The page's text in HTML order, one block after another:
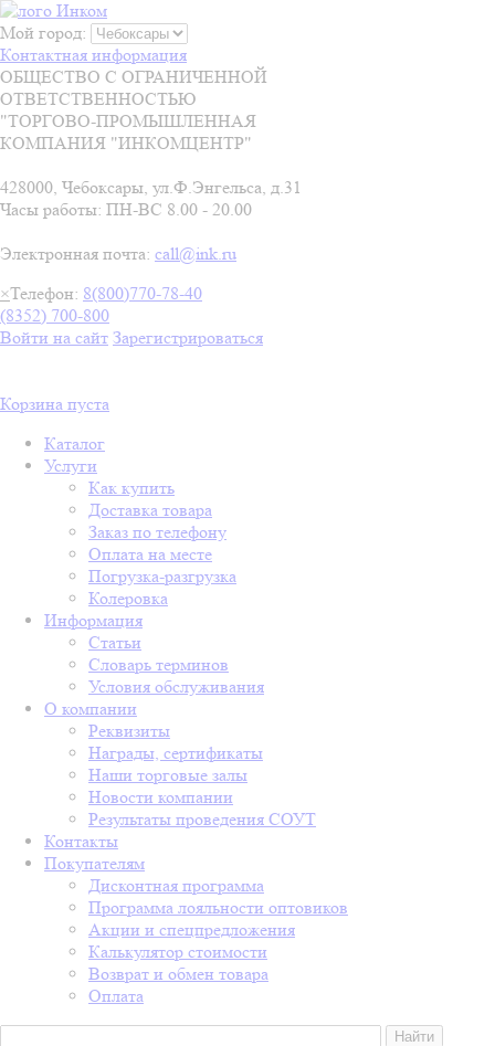
Мой город:
Контактная информация
ОБЩЕСТВО С ОГРАНИЧЕННОЙ
ОТВЕТСТВЕННОСТЬЮ
"ТОРГОВО-ПРОМЫШЛЕННАЯ
КОМПАНИЯ "ИНКОМЦЕНТР"
428000, Чебоксары, ул.Ф.Энгельса, д.31
Часы работы: ПН-ВС 8.00 - 20.00
Электронная почта: call@ink.ru
×Телефон: 8(800)770-78-40
(8352) 700-800
Войти на сайт Зарегистрироваться
Корзина пуста
Каталог
Услуги
Как купить
Доставка товара
Заказ по телефону
Оплата на месте
Погрузка-разгрузка
Колеровка
Информация
Статьи
Словарь терминов
Условия обслуживания
О компании
Реквизиты
Награды, сертификаты
Наши торговые залы
Новости компании
Результаты проведения СОУТ
Контакты
Покупателям
Дисконтная программа
Программа лояльности оптовиков
Акции и спецпредложения
Калькулятор стоимости
Возврат и обмен товара
Оплата